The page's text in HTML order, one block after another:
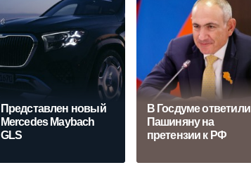
Представлен новый
Mercedes Maybach
GLS
В Госдуме ответили
Пашиняну на
претензии к РФ